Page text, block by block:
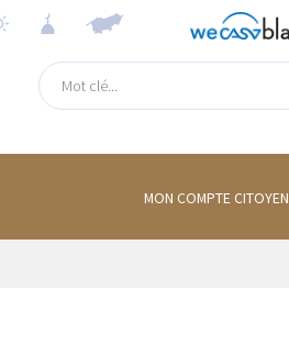
MON COMPTE CITOYEN